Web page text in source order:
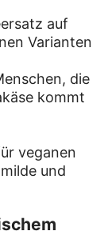
auf
Varianten
die
kommt
veganen
und